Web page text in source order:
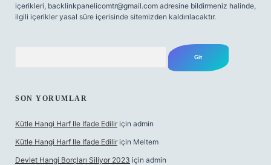
içerikleri, backlinkpanelicomtr@gmail.com adresine bildirmeniz halinde,
ilgili içerikler yasal süre içerisinde sitemizden kaldırılacaktır.
SON YORUMLAR
Kütle Hangi Harf Ile Ifade Edilir için admin
Kütle Hangi Harf Ile Ifade Edilir için Meltem
Devlet Hangi Borçları Siliyor 2023 için admin